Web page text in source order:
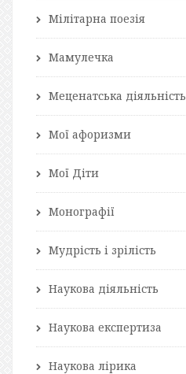
Мілітарна поезія
Мамулечка
Меценатська діяльність
Мої афоризми
Мої Діти
Монографії
Мудрість і зрілість
Наукова діяльність
Наукова експертиза
Наукова лірика